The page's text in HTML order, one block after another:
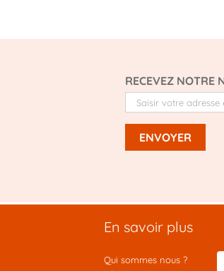
RECEVEZ NOTRE
En savoir plus
Qui sommes nous ?